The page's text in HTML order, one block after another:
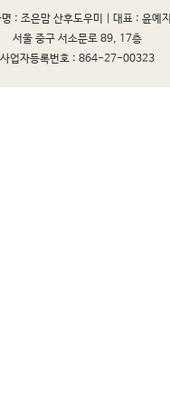
: 조은맘 산후도우미 | 대표 : 윤예지
서울 중구 서소문로 89, 17층
사업자등록번호 : 864-27-00323